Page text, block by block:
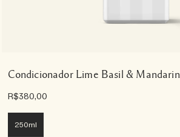
Condicionador Lime Basil & Mandarin
R$380,00
250ml